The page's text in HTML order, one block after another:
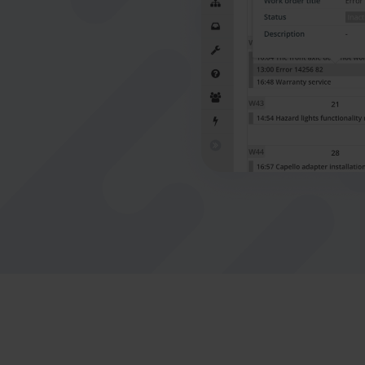
Norsk bokmål српски
Türkçe